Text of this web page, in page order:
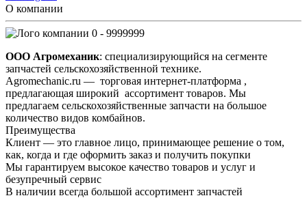
О компании
0 - 9999999
ООО Агромеханик: специализирующийся на сегменте
запчастей сельскохозяйственной технике.
Agromechanic.ru — торговая интернет-платформа ,
предлагающая широкий ассортимент товаров. Мы
предлагаем сельскохозяйственные запчасти на большое
количество видов комбайнов.
Преимущества
Клиент — это главное лицо, принимающее решение о том,
как, когда и где оформить заказ и получить покупки
Мы гарантируем высокое качество товаров и услуг и
безупречный сервис
В наличии всегда большой ассортимент запчастей